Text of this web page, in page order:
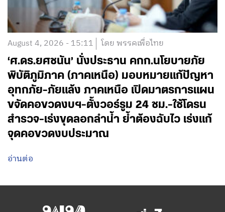
August 4, 2026 - 15:11 โดย พรรคเพื่อไทย
‘ศ.ดร.ยศชนัน’ นั่งประธาน คกก.นโยบายภัย
พิบัติภูมิภาค (ภาคเหนือ) มอบหมายแก้ปัญหา
อุทกภัย-ภัยแล้ง ภาคเหนือ เปิดมาตรการแผน
ขจัดคอขวดงบฯ-ตั้งวอร์รูม 24 ชม.-ใช้โดรน
สำรวจ-เร่งขุดลอกลำน้ำ ย้ำต้องฉับไว เร่งแก้
จุดคอขวดงบประมาณ
อ่านต่อ